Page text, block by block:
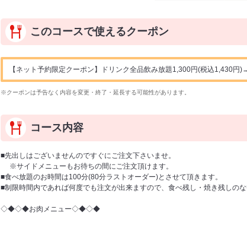
このコースで使えるクーポン
【ネット予約限定クーポン】ドリンク全品飲み放題1,300円(税込1,430円
※クーポンは予告なく内容を変更・終了・延長する可能性があります。
コース内容
■先出しはございませんのですぐにご注文下さいませ。
※サイドメニューもお待ちの間にご注文頂けます。
■食べ放題のお時間は100分(80分ラストオーダー)とさせて頂きます。
■制限時間内であれば何度でも注文が出来ますので、食べ残し・焼き残しの
◇◆◇◆お肉メニュー◇◆◇◆